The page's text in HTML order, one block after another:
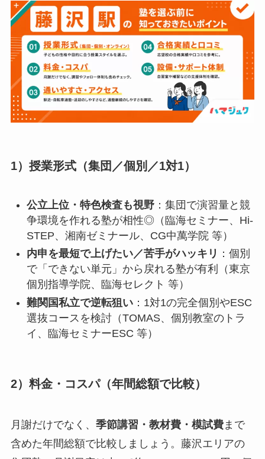
1）授業形式（集団／個別／1対1）
公立上位・特色検査も視野：集団で演習量と競
争環境を作れる塾が相性◎（臨海セミナー、Hi-
STEP、湘南ゼミナール、CG中萬学院 等）
内申を最短で上げたい／苦手がハッキリ ：個別
で「できない単元」から戻れる塾が有利（東京
個別指導学院、臨海セレクト 等）
難関国私立で逆転狙い：1対1の完全個別やESC
選抜コースを検討（TOMAS、個別教室のトラ
イ、臨海セミナーESC 等）
2）料金・コスパ（年間総額で比較）
月謝だけでなく、 季節講習・教材費・模試費まで
含めた年間総額で比較しましょう。藤沢エリアの